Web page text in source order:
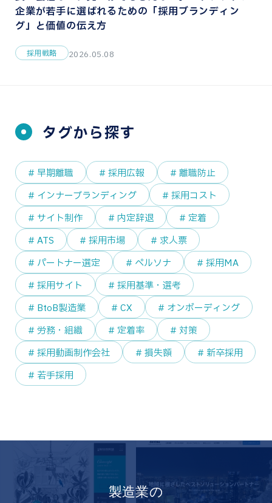
企業が若手に選ばれるための「採用ブランディン
グ」と価値の伝え方
採用戦略 2026.05.08
タグから探す
# 早期離職 # 採用広報
# 離職防止
# インナーブランディング
# 採用コスト
# サイト制作
# 内定辞退
# 定着
# ATS
# 採用市場
# 求人票
# パートナー選定
# ペルソナ
# 採用MA
# 採用サイト
# 採用基準・選考
# BtoB製造業
# CX
# オンボーディング
# 労務・組織
# 定着率
# 対策
# 採用動画制作会社
# 損失額
# 新卒採用
# 若手採用
製造業の